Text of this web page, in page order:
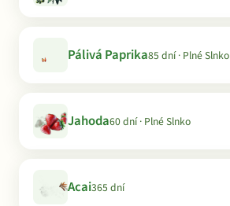
Pálivá Paprika85 dní · Plné Slnko
Jahoda60 dní · Plné Slnko
Acai365 dní